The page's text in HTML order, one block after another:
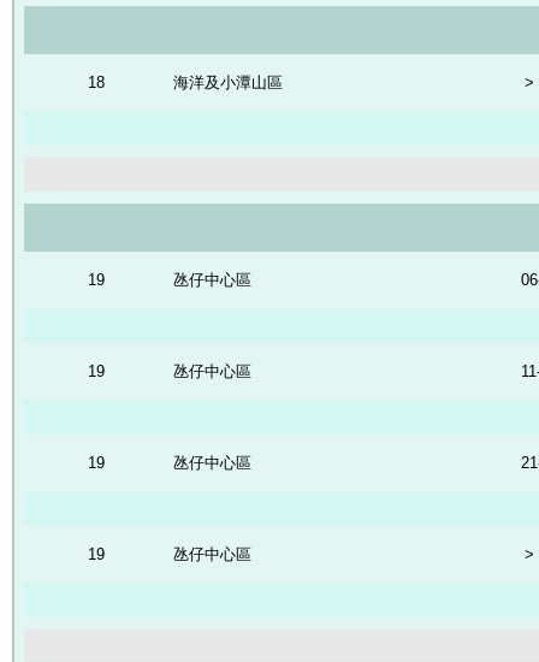
18 海洋及小潭山區 >
19 氹仔中心區
19 氹仔中心區
19 氹仔中心區
19 氹仔中心區 >